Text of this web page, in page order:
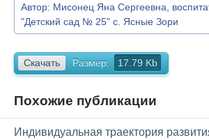
Автор: Мисонец Яна Сергеевна,
"Детский сад № 25" с. Ясные Зори
Скачать Размер: 17.79 Kb
Похожие публикации
Индивидуальная траектория